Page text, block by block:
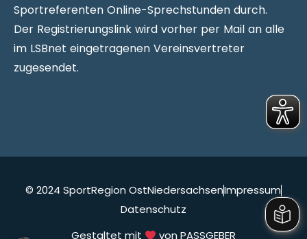
Sportreferenten Online-Sprechstunden durch.
Der Registrierungslink wird vorher per Mail an alle
im LSBnet eingetragenen Vereinsvertreter
zugesendet.
© 2024 SportRegion OstNiedersachsenImpressum
Datenschutz
Gestaltet mit
von PASSGEBER